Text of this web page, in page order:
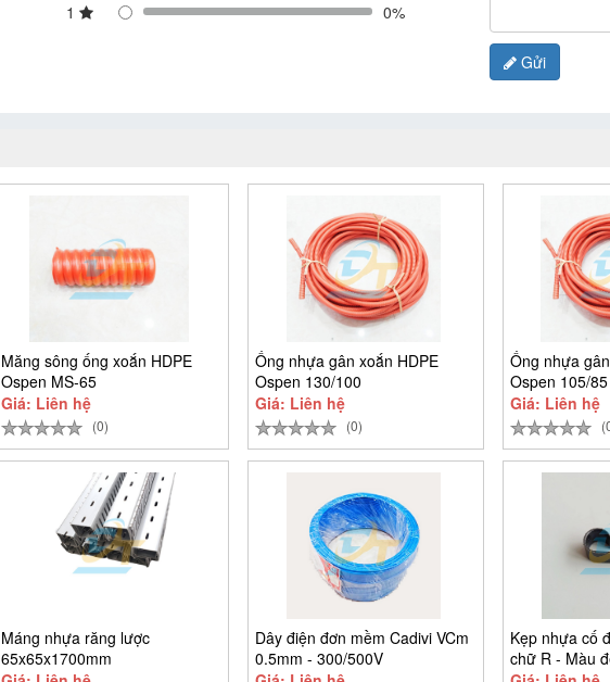
1
0%
Gửi
Măng sông ống xoắn HDPE
Ospen MS-65
Giá: Liên hệ
(0)
Ống nhựa gân xoắn HDPE
Ospen 130/100
Giá: Liên hệ
(0)
Ống nhựa
Ospen 105/85
Giá: Liên hệ
Máng nhựa răng lược
65x65x1700mm
Dây điện đơn mềm Cadivi VCm
0.5mm - 300/500V
Kẹp nhựa cố
chữ R - Màu